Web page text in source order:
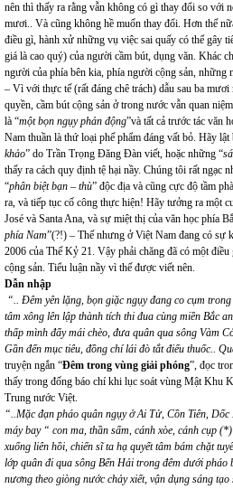
nên thì thấy ra rằng vẫn không có gì thay đổi so với
mươi.. Và cũng không hề muốn thay đổi. Hơn thế
điều gì, hành xử những vụ việc sai quấy có thể gây
giá là cao quý) của người cầm bút, dụng văn. Khác
người của phía bên kia, phía người cộng sản, những
– Vì với thực tế (rất đáng chê trách) dẫu sau ba
quyền, cầm bút cộng sản ở trong nước vẫn quan
là “một bọn ngụy phản động”và tất cả trước tác văn
Nam thuần là thứ loại phế phẩm đáng vất bỏ. Hãy lật
khảo” do Trần Trọng Đăng Đàn viết, hoặc những “
thấy ra cách quy định tệ hại nầy. Chúng tôi rất ngạc
“phân biệt bạn – thù” độc địa và cũng cực độ tầm
ra, và tiếp tục cố công thực hiện! Hãy tưởng ra một
José và Santa Ana, và sự miệt thị của văn học phía
phía Nam”(?!) – Thế nhưng ở Việt Nam đang có sự
2006 của Thế Kỷ 21. Vậy phải chăng đã có một điều
cộng sản. Tiểu luận nầy vì thế được viết nên.
Dẫn nhập
“.. Đêm yên lặng, bọn giặc ngụy đang co cụm
tâm xông lên lập thành tích thi đua cùng miền Bắc
thấp mình đẩy mái chèo, đưa quân qua sông Vàm
Gần đến mục tiêu, đồng chí lái đò tắt điếu thuốc..
truyện ngắn “Đêm trong vùng giải phóng”, đọc
thấy trong đống báo chí khi lục soát vùng Mật Khu
Trung nước Việt.
“..Mặc đạn pháo quân ngụy ở Ai Tử, Cồn Tiên,
máy bay “ con ma, thần sấm, cánh xòe, cánh cụp
xuống liên hồi, chiến sĩ ta hạ quyết tâm bám chặt
lớp quân đi qua sông Bến Hải trong đêm dưới pháo
nương theo giòng nước chảy xiết, vận dụng sáng